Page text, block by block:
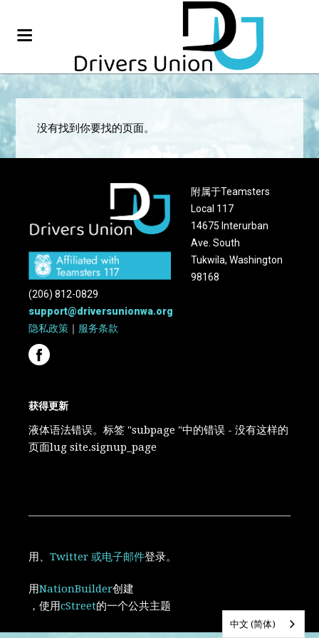
没有找到你要找的页面。
附属于Teamsters
Local 117
14675 Interurban
Ave. South
Tukwila, Washington
98168
(206) 812-0829
support@driversunionwa.org
隐私政策 ｜ 服务条款
获得更新
液体语法错误。标签 "subpage "中的错误 - 没有这样的
页面lug site.signup_page
用、Twitter 或电子邮件登录。
用NationBuilder创建
，使用cStreet的一个公共主题
中文 (简体)